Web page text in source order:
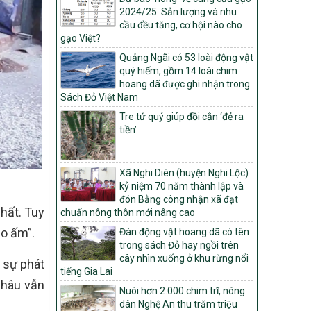
Tuy
ấm”.
sự phát
vẫn
Quyết định số: 26/2026/QĐ-TTg
Quyết định ban hành Bộ tiêu chí và quy
trình đánh giá, phân hạng sản phẩm Mỗi
xã một sản phẩm
số: 19/2026/QĐ-TTg
Quy định điều kiện, trình tự, thủ tục, hồ sơ
xét, công nhận, công bố và thu hồi quyết
định công nhận xã đạt chuẩn nông thôn
mới, xã đạt nông thôn mới hiện đại và
tỉnh, thành phố hoàn thành nhiệm vụ xây
dựng nông thôn mới giai đoạn 2026 –
2030
Quyết định số 16/2026/QĐ-TTg
Quy định nguyên tắc, tiêu chí, định mức
phân bổ ngân sách trung ương và tỉ lệ
vốn đối ứng ngân sách của địa phương
thực hiện Chương trình mục tiêu quốc gia
xây dựng nông thôn mới, giảm nghèo
bền vững và phát triển kinh tế – xã hội
vùng đồng bào dân tộc thiểu số và miền
núi giai đoạn 2026 – 2030
1451/QĐ-UBND
2024/25: Sản lượng và nhu
cầu đều tăng, cơ hội nào cho
gạo Việt?
Quảng Ngãi có 53 loài động vật
quý hiếm, gồm 14 loài chim
hoang dã được ghi nhận trong
Sách Đỏ Việt Nam
Tre tứ quý giúp đồi cằn ‘đẻ ra
tiền’
Xã Nghi Diên (huyện Nghi Lộc)
kỷ niệm 70 năm thành lập và
đón Bằng công nhận xã đạt
chuẩn nông thôn mới nâng cao
Đàn động vật hoang dã có tên
trong sách Đỏ hay ngồi trên
cây nhìn xuống ở khu rừng nổi
tiếng Gia Lai
Nuôi hơn 2.000 chim trĩ, nông
dân Nghệ An thu trăm triệu